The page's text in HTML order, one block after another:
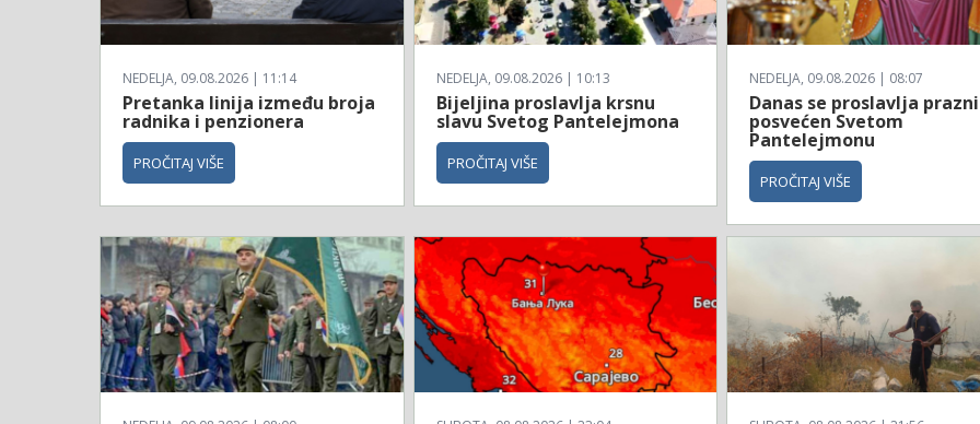
NEDELJA, 09.08.2026 | 11:14
Pretanka linija između broja
radnika i penzionera
PROČITAJ VIŠE
NEDELJA, 09.08.2026 | 10:13
Bijeljina proslavlja krsnu
slavu Svetog Pantelejmona
PROČITAJ VIŠE
NEDELJA, 09.08.2026 | 08:07
Danas se proslavlja
posvećen Svetom
Pantelejmonu
PROČITAJ VIŠE